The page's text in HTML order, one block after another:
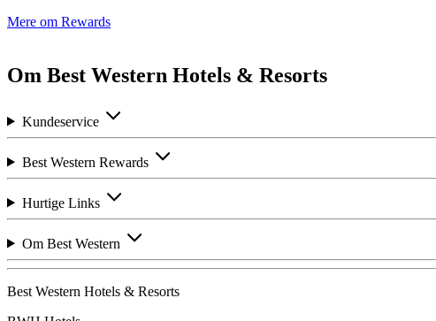
Mere om Rewards
Om Best Western Hotels & Resorts
Kundeservice
Best Western Rewards
Hurtige Links
Om Best Western
Best Western Hotels & Resorts